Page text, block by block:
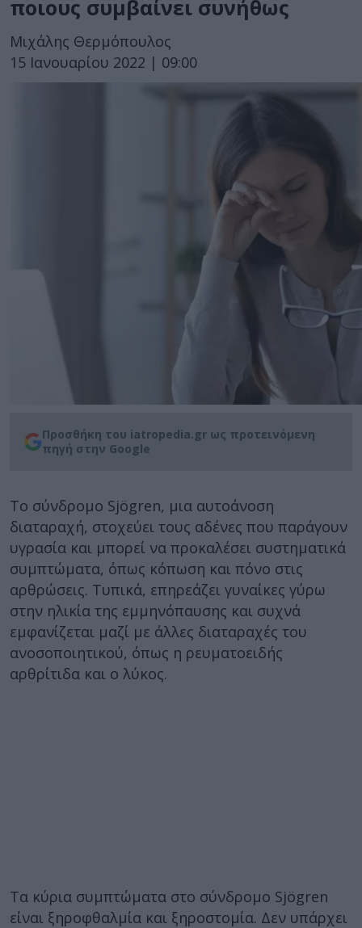
ποιους συμβαίνει συνήθως
Μιχάλης Θερμόπουλος
15 Ιανουαρίου 2022 | 09:00
Προσθήκη του iatropedia.gr ως προτεινόμενη
πηγή στην Google
Το σύνδρομο Sjögren, μια αυτοάνοση
διαταραχή, στοχεύει τους αδένες που παράγουν
υγρασία και μπορεί να προκαλέσει συστηματικά
συμπτώματα, όπως κόπωση και πόνο στις
αρθρώσεις. Τυπικά, επηρεάζει γυναίκες γύρω
στην ηλικία της εμμηνόπαυσης και συχνά
εμφανίζεται μαζί με άλλες διαταραχές του
ανοσοποιητικού, όπως η ρευματοειδής
αρθρίτιδα και ο λύκος.
Τα κύρια συμπτώματα στο σύνδρομο Sjögren
είναι ξηροφθαλμία και ξηροστομία. Δεν υπάρχει